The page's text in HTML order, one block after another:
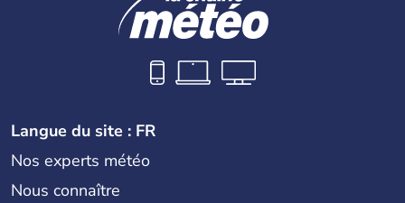
Langue du site : FR
Nos experts météo
Nous connaître